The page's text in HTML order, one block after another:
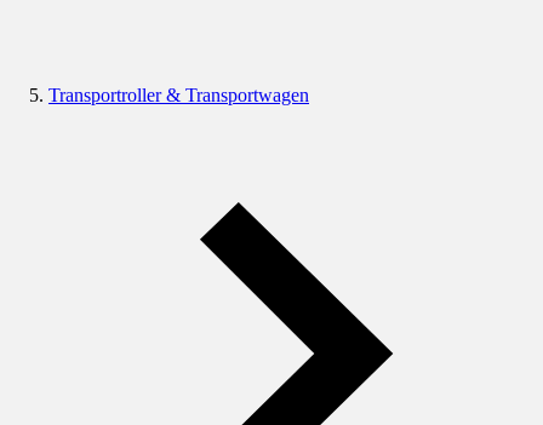
Transportroller & Transportwagen